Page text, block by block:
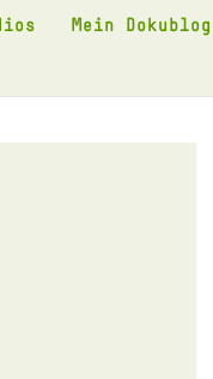
Mein Dokublog